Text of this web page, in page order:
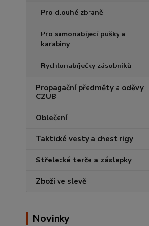
Pro dlouhé zbraně
Pro samonabíjecí pušky a
karabiny
Rychlonabíječky zásobníků
Propagační předměty a oděvy
CZUB
Oblečení
Taktické vesty a chest rigy
Střelecké terče a záslepky
Zboží ve slevě
Novinky